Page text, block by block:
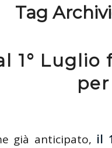
Tag
1°
già anticipato, il